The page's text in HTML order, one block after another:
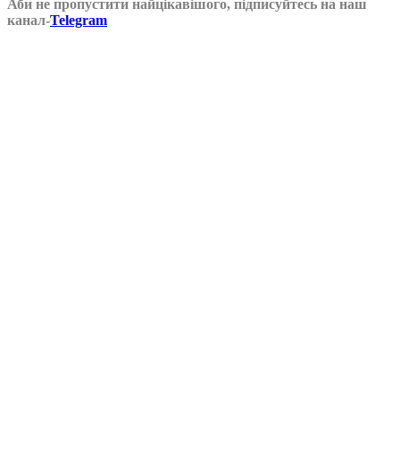
Аби не пропустити найцікавішого, підписуйтесь на наш
канал-Telegram